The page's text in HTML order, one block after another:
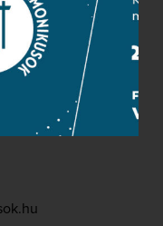
u. 1. (Müpa)